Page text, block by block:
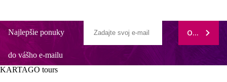
Najlepšie ponuky
do vášho e-mailu
ODOBERAŤ
KARTAGO tours